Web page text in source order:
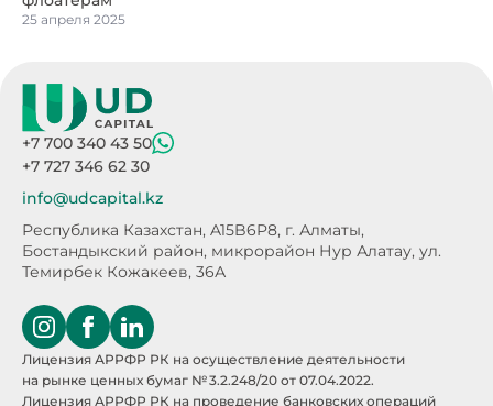
25 апреля 2025
+7 700 340 43 50
+7 727 346 62 30
info@udcapital.kz
Республика Казахстан, A15B6P8, г. Алматы,
Бостандыкский район, микрорайон Нур Алатау, ул.
Темирбек Кожакеев, 36А
Лицензия АРРФР РК на осуществление деятельности
на рынке ценных бумаг № 3.2.248/20 от 07.04.2022.
Лицензия АРРФР РК на проведение банковских операций